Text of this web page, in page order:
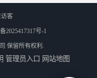
客
2025417317号-1
保留所有权利.
管理员入口 网站地图